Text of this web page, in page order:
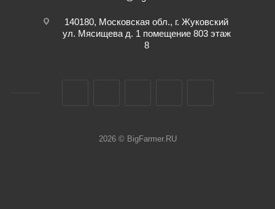
140180, Московская обл., г. Жуковский
ул. Мясищева д. 1 помещение 803 этаж
8
2026 © BigFarmer.RU